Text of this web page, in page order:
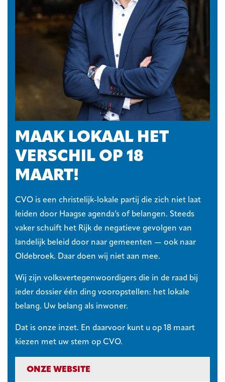
MAAK LOKAAL HET
VERSCHIL OP 18
MAART!
CVO is een christelijk-lokale partij die zich niet laat
leiden door Haagse agenda’s of belangen. Steeds
vaker schuift het Rijk de negatieve gevolgen van
landelijk beleid door naar gemeenten — ook naar
Oldebroek. Daar doen wij niet aan mee.
Wij zijn volksvertegenwoordigers die in de raad bij
ieder dossier één ding vooropstellen: het lokale
belang. Uw belang als inwoner.
Dat is onze inzet. En daarvoor kunt u op 18 maart
kiezen met uw stem op CVO.
ONZE WEBSITE